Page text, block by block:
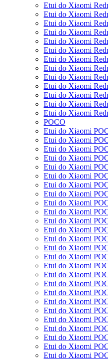
Etui do Xiaomi
Etui do Xiaomi
Etui do Xiaomi
Etui do Xiaomi
Etui do Xiaomi
Etui do Xiaomi
Etui do Xiaomi
Etui do Xiaomi
Etui do Xiaomi
Etui do Xiaomi
Etui do Xiaomi
Etui do Xiaomi
Etui do Xiaomi
POCO
Etui do Xiaomi
Etui do Xiaomi
Etui do Xiaomi
Etui do Xiaomi
Etui do Xiaomi
Etui do Xiaomi
Etui do Xiaomi
Etui do Xiaomi
Etui do Xiaomi
Etui do Xiaomi
Etui do Xiaomi
Etui do Xiaomi
Etui do Xiaomi
Etui do Xiaomi
Etui do Xiaomi
Etui do Xiaomi
Etui do Xiaomi
Etui do Xiaomi
Etui do Xiaomi
Etui do Xiaomi
Etui do Xiaomi
Etui do Xiaomi
Etui do Xiaomi
Etui do Xiaomi
Etui do Xiaomi
Etui do Xiaomi